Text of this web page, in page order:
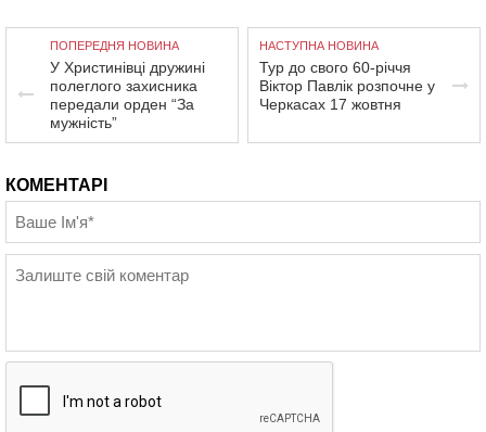
ПОПЕРЕДНЯ НОВИНА
У Христинівці дружині
полеглого захисника
передали орден “За
мужність”
НАСТУПНА НОВИНА
Тур до свого 60-річчя
Віктор Павлік розпочне у
Черкасах 17 жовтня
КОМЕНТАРІ